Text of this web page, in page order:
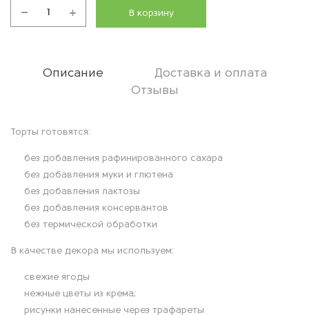
праздничный
В корзину
Описание
Доставка и оплата
Отзывы
О
а
Торты готовятся:
без добавления рафинированного сахара
без добавления муки и глютена
без добавления лактозы
без добавления консервантов
без термической обработки
В качестве декора мы используем:
свежие ягоды
нежные цветы из крема;
рисунки нанесенные через трафареты